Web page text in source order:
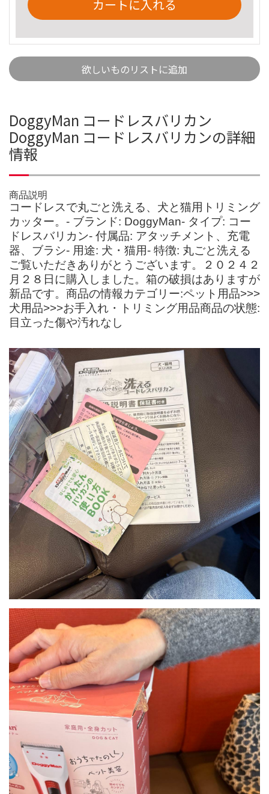
カートに入れる
欲しいものリストに追加
DoggyMan コードレスバリカン
DoggyMan コードレスバリカンの詳細
情報
商品説明
コードレスで丸ごと洗える、犬と猫用トリミング
カッター。- ブランド: DoggyMan- タイプ: コー
ドレスバリカン- 付属品: アタッチメント、充電
器、ブラシ- 用途: 犬・猫用- 特徴: 丸ごと洗える
ご覧いただきありがとうございます。２０２４２
月２８日に購入しました。箱の破損はありますが
新品です。商品の情報カテゴリー:ペット用品>>>
犬用品>>>お手入れ・トリミング用品商品の状態:
目立った傷や汚れなし